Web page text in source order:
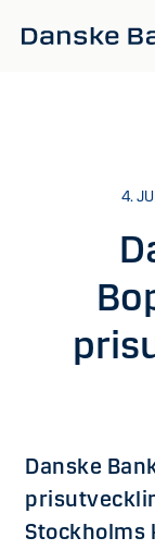
4.
Danske
Stockholms